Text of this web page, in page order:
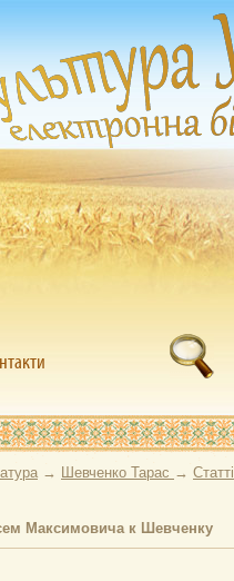
→ Шевченко Тарас → Статті
Максимовича к Шевченку